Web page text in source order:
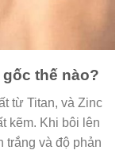
thế nào?
từ Titan, và Zinc
kẽm. Khi bôi lên
trắng và độ phản